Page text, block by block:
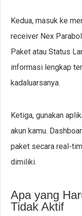
Kedua, masuk ke
receiver Nex
Paket atau Status
informasi lengkap
kadaluarsanya.
Ketiga, gunakan
akun kamu.
paket secara real-
dimiliki.
Apa yang
Tidak Aktif